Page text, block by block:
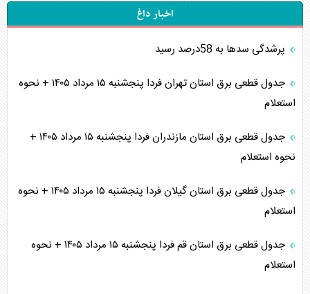
اخبار داغ
پرشدگی سدها به 58درصد رسید
جدول قطعی برق استان تهران فردا پنجشنبه ۱۵ مرداد ۱۴۰۵ + نحوه
استعلام
جدول قطعی برق استان مازندران فردا پنجشنبه ۱۵ مرداد ۱۴۰۵ +
نحوه استعلام
جدول قطعی برق استان گیلان فردا پنجشنبه ۱۵ مرداد ۱۴۰۵ + نحوه
استعلام
جدول قطعی برق استان قم فردا پنجشنبه ۱۵ مرداد ۱۴۰۵ + نحوه
استعلام